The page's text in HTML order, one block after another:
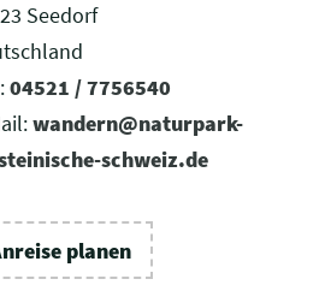
Seedorf
04521 / 7756540
wandern@naturpark-
schweiz.de
planen